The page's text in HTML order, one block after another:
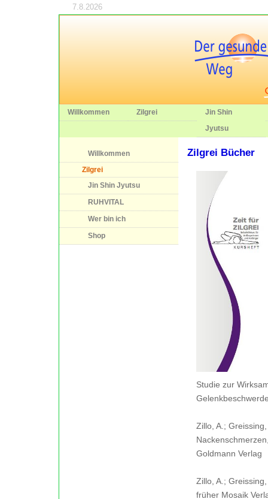
7.8.2026
Willkommen Zilgrei
Jin Shin
Jyutsu
Willkommen
Zilgrei
Jin Shin Jyutsu
RUHVITAL
Wer bin ich
Shop
Zilgrei Bücher
Studie zur
Zillo, A.;
Goldmann Verlag
Zillo, A.;
früher Mosaik